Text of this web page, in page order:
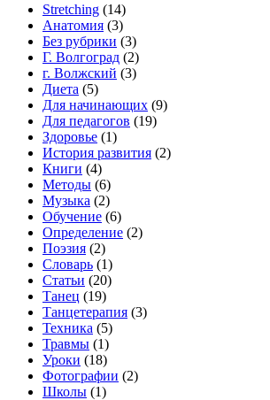
Stretching (14)
Анатомия (3)
Без рубрики (3)
Г. Волгоград (2)
г. Волжский (3)
Диета (5)
Для начинающих (9)
Для педагогов (19)
Здоровье (1)
История развития (2)
Книги (4)
Методы (6)
Музыка (2)
Обучение (6)
Определение (2)
Поэзия (2)
Словарь (1)
Статьи (20)
Танец (19)
Танцетерапия (3)
Техника (5)
Травмы (1)
Уроки (18)
Фотографии (2)
Школы (1)